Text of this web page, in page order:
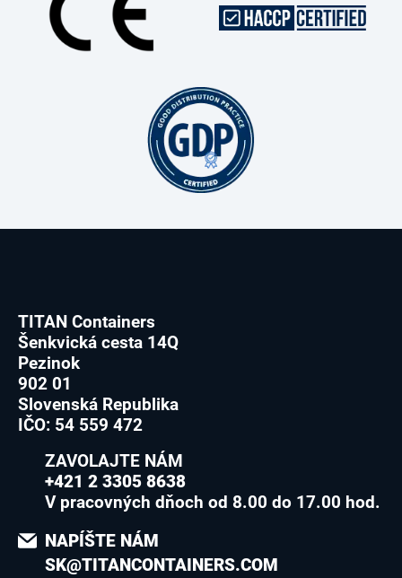
TITAN Containers
Šenkvická cesta 14Q
Pezinok
902 01
Slovenská Republika
IČO: 54 559 472
ZAVOLAJTE NÁM
+421 2 3305 8638
V pracovných dňoch od 8.00 do 17.00 hod.
NAPÍŠTE NÁM
SK@TITANCONTAINERS.COM